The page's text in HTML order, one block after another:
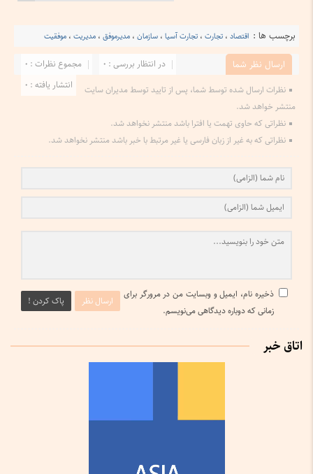
برچسب ها : اقتصاد ، تجارت ، تجارت آسیا ، سازمان ، مدیرموفق ، مدیریت ، موفقیت
ارسال نظر شما مجموع نظرات : 0
در انتظار بررسی : 0
انتشار یافته : 0
نظرات ارسال شده توسط شما، پس از تایید توسط مدیران سایت
منتشر خواهد شد.
نظراتی که حاوی تهمت یا افترا باشد منتشر نخواهد شد.
نظراتی که به غیر از زبان فارسی یا غیر مرتبط با خبر باشد منتشر نخواهد شد.
ارسال نظر پاک کردن !
ذخیره نام، ایمیل و وبسایت من در مرورگر برای
زمانی که دوباره دیدگاهی می‌نویسم.
اتاق خبر